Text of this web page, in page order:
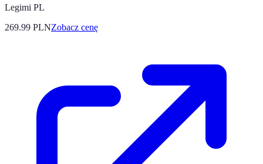
Legimi PL
269.99 PLNZobacz cenę